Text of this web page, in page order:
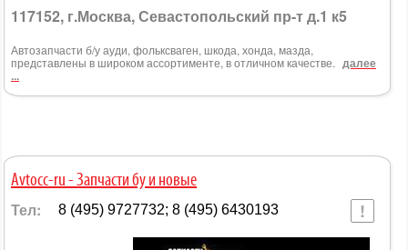
117152, г.Москва, Севастопольский пр-т д.1 к5
Автозапчасти б/у ауди, фольксваген, шкода, хонда, мазда,
представлены в широком ассортименте, в отличном качестве. далее
...
Avtocc-ru - Запчасти бу и новые
Тел: 8 (495) 9727732; 8 (495) 6430193